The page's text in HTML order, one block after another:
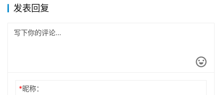
发表回复
*昵称：